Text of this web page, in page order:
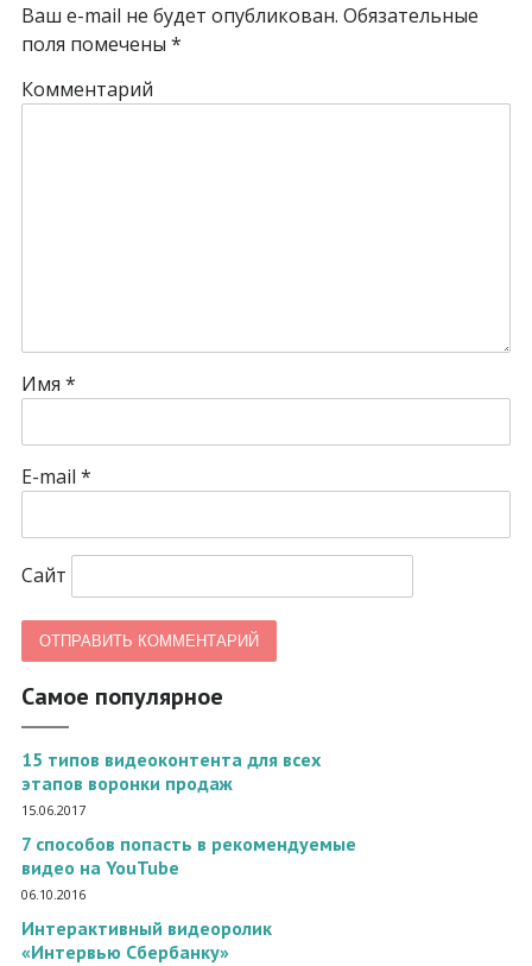
Ваш e-mail не будет опубликован. Обязательные
поля помечены *
Комментарий
Имя *
E-mail *
Сайт
Самое популярное
15 типов видеоконтента для всех
этапов воронки продаж
15.06.2017
7 способов попасть в рекомендуемые
видео на YouTube
06.10.2016
Интерактивный видеоролик
«Интервью Сбербанку»